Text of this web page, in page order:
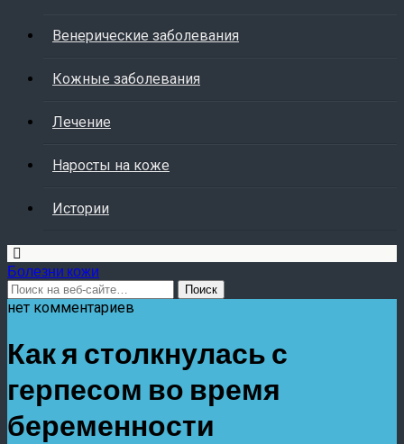
Венерические заболевания
Кожные заболевания
Лечение
Наросты на коже
Истории
Болезни кожи
нет комментариев
Как я столкнулась с
герпесом во время
беременности